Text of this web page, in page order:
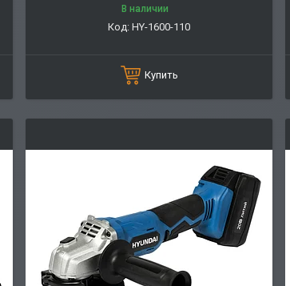
В наличии
HY-1600-110
Купить